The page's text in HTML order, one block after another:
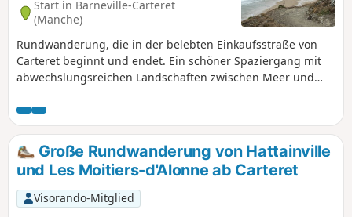
Start in Barneville-Carteret
(Manche)
Rundwanderung, die in der belebten Einkaufsstraße von
Carteret beginnt und endet. Ein schöner Spaziergang mit
abwechslungsreichen Landschaften zwischen Meer und
Durchquerung der Dünen, Flora und Fauna zum
Bewundern. Mögliche Pause am Fuße der Ruinen der
Kirche Saint-Germain.
Große Rundwanderung von Hattainville
und Les Moitiers-d'Alonne ab Carteret
Visorando-Mitglied